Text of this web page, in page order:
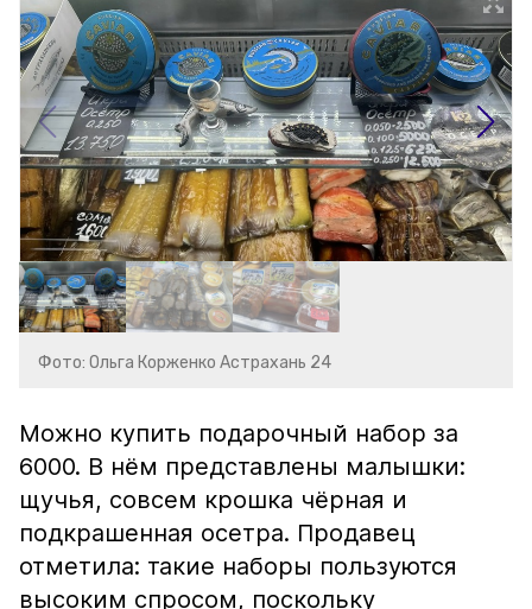
Фото: Ольга Корженко Астрахань 24
Можно купить подарочный набор за
6000. В нём представлены малышки:
щучья, совсем крошка чёрная и
подкрашенная осетра. Продавец
отметила: такие наборы пользуются
высоким спросом, поскольку